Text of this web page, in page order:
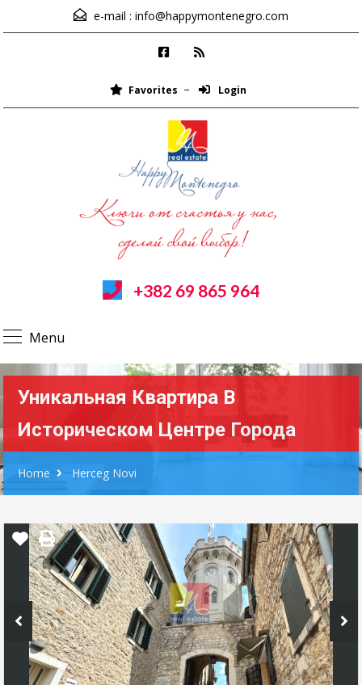
e-mail : info@happymontenegro.com
Favorites Login
+382 69 865 964
Menu
Уникальная Квартира В
Историческом Центре Города
Home Herceg Novi